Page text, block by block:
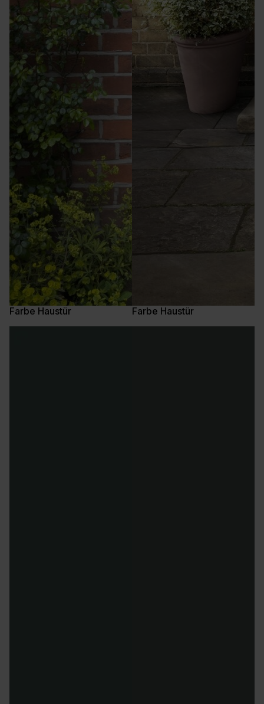
Farbe Haustür Farbe Haustür